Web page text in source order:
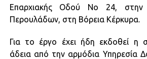
Επαρχιακής Οδού Νο 24, στην
Περουλάδων, στη Βόρεια Κέρκυρα.
Για το έργο έχει ήδη εκδοθεί η
άδεια από την αρμόδια Υπηρεσία